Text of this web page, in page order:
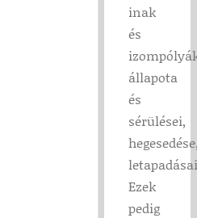
inak
és
állapota
és
sérülései,
Ezek
pedig